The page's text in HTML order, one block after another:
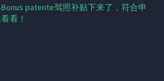
patente驾照补贴下来了，符合申
看！